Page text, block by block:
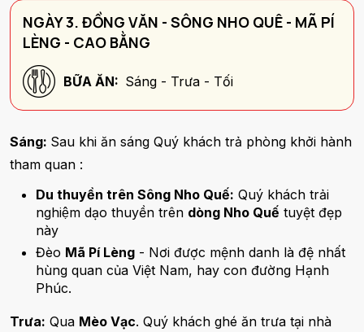
NGÀY 3. ĐỒNG VĂN - SÔNG NHO QUÊ - MÃ PÍ
LÈNG - CAO BẰNG
BỮA ĂN: Sáng - Trưa - Tối
Sáng: Sau khi ăn sáng Quý khách trả phòng khởi hành
tham quan :
Du thuyền trên Sông Nho Quế: Quý khách trải
nghiệm dạo thuyền trên dòng Nho Quế tuyệt đẹp
này
Đèo Mã Pí Lèng - Nơi được mệnh danh là đệ nhất
hùng quan của Việt Nam, hay con đường Hạnh
Phúc.
Trưa: Qua Mèo Vạc. Quý khách ghé ăn trưa tại nhà